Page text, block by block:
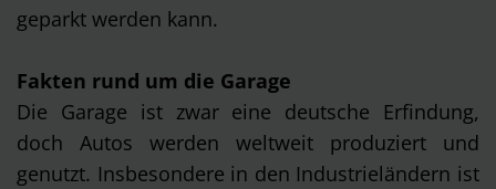
geparkt werden kann.
Fakten rund um die Garage
Die Garage ist zwar eine deutsche Erfindung,
doch Autos werden weltweit produziert und
genutzt. Insbesondere in den Industrieländern ist